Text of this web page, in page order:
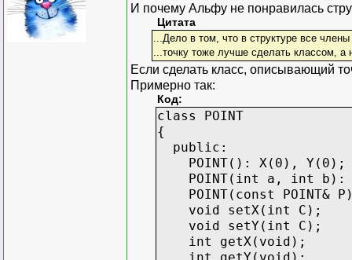
И почему Альфу не понравилась
Цитата
...Дело в том, что в структуре все
...точку тоже лучше сделать классом,
Если сделать класс, описывающий
Примерно так:
Код:
class POINT
{
public:
POINT(): X(0), Y(0); //
POINT(int a, int b):
POINT(const POINT&
void setX(int C);
void setY(int C);
int getX(void);
int getY(void);